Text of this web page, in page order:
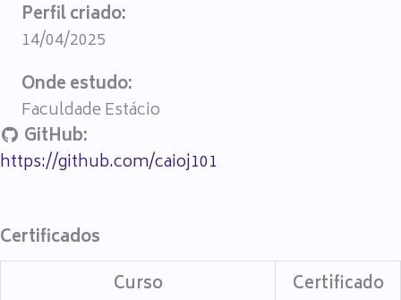
Perfil criado:
14/04/2025
Onde estudo:
Faculdade Estácio
GitHub:
https://github.com/caioj101
Certificados
Curso
Certificado